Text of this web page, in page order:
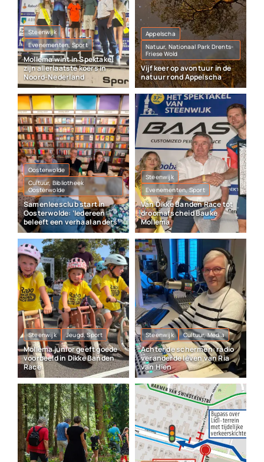
Steenwijk
Evenementen, Sport
Mollema wint in Spektakel
zijn allerlaatste koers in
Noord-Nederland
Appelscha
Natuur, Nationaal Park Drents-
Friese Wold
Vijf keer op avontuur in de
natuur rond Appelscha
Oosterwolde
Cultuur, Bibliotheek
Oosterwolde
Samenleesclub start in
Oosterwolde: ‘Iedereen
beleeft een verhaal anders’
Steenwijk
Evenementen, Sport
Van Dikke Banden Race tot
droomafscheid Bauke
Mollema
Steenwijk Jeugd, Sport
Mollema junior geeft goede
voorbeeld in Dikke Banden
Race
Steenwijk Cultuur, Media
Achter de schermen: radio
veranderde leven van Ria
van Hien